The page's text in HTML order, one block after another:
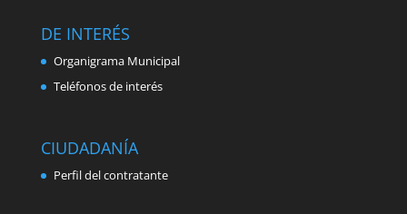
DE INTERÉS
Organigrama Municipal
Teléfonos de interés
CIUDADANÍA
Perfil del contratante